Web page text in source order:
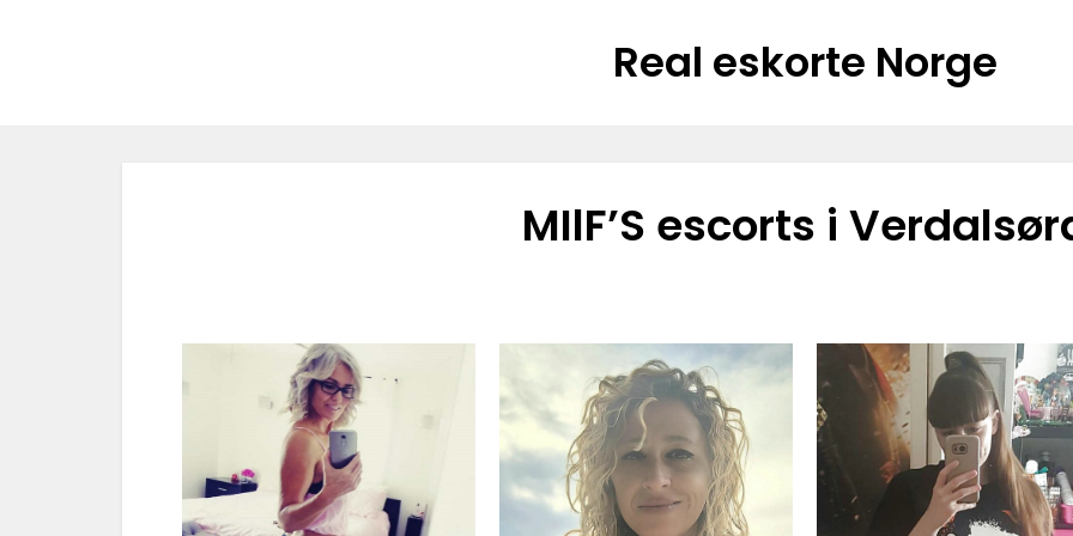
Real eskorte Norge
MIlF’S escorts i